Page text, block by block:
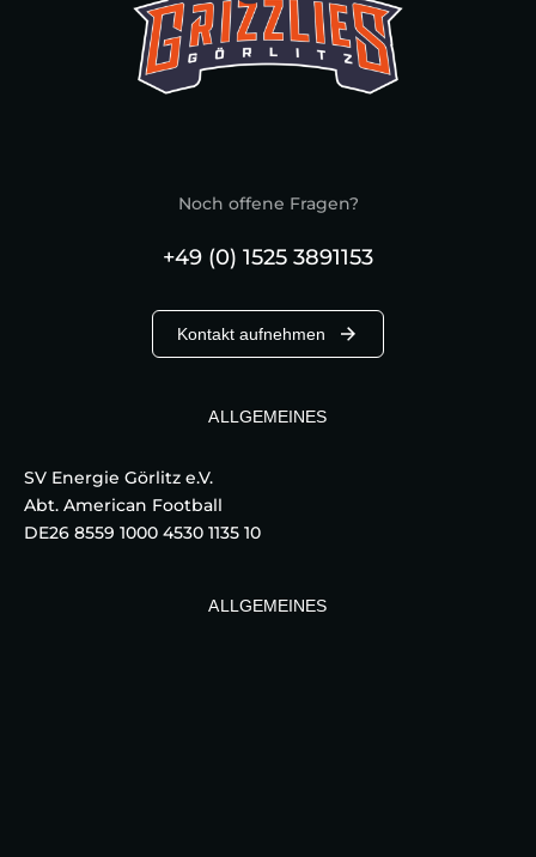
Noch offene Fragen?
+49 (0) 1525 3891153
Kontakt aufnehmen
ALLGEMEINES
SV Energie Görlitz e.V.
Abt. American Football
DE26 8559 1000 4530 1135 10
ALLGEMEINES